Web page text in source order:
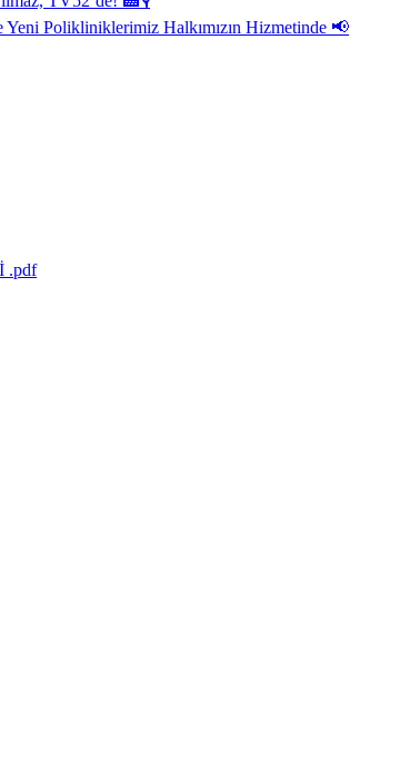
Polikliniklerimiz Halkımızın Hizmetinde 📢
.pdf